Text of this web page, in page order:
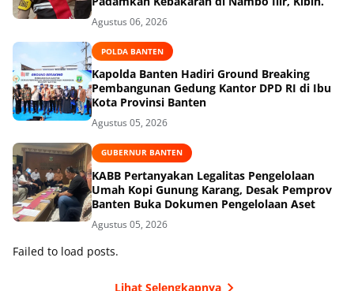
Agustus 06, 2026
POLDA BANTEN
Kapolda Banten Hadiri Ground Breaking
Pembangunan Gedung Kantor DPD RI di Ibu
Kota Provinsi Banten
Agustus 05, 2026
GUBERNUR BANTEN
KABB Pertanyakan Legalitas Pengelolaan
Umah Kopi Gunung Karang, Desak Pemprov
Banten Buka Dokumen Pengelolaan Aset
Agustus 05, 2026
Failed to load posts.
Lihat Selengkapnya